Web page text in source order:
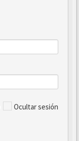
Ocultar sesión